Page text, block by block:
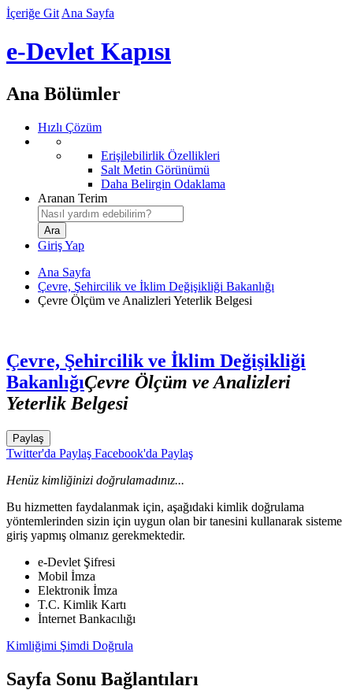
İçeriğe Git Ana Sayfa
e-Devlet Kapısı
Ana Bölümler
Hızlı Çözüm
Erişilebilirlik Özellikleri
Salt Metin Görünümü
Daha Belirgin Odaklama
Aranan Terim
Giriş Yap
Ana Sayfa
Çevre, Şehircilik ve İklim Değişikliği Bakanlığı
Çevre Ölçüm ve Analizleri Yeterlik Belgesi
Çevre, Şehircilik ve İklim Değişikliği
BakanlığıÇevre Ölçüm ve Analizleri
Yeterlik Belgesi
Paylaş
Twitter'da Paylaş Facebook'da Paylaş
Henüz kimliğinizi doğrulamadınız...
Bu hizmetten faydalanmak için, aşağıdaki kimlik doğrulama
yöntemlerinden sizin için uygun olan bir tanesini kullanarak sisteme
giriş yapmış olmanız gerekmektedir.
e-Devlet Şifresi
Mobil İmza
Elektronik İmza
T.C. Kimlik Kartı
İnternet Bankacılığı
Kimliğimi Şimdi Doğrula
Sayfa Sonu Bağlantıları